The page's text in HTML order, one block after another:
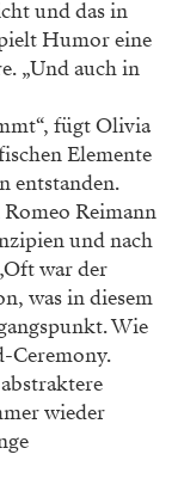
und das in
Humor eine
„Und auch in
fügt Olivia
Elemente
entstanden.
Reimann
und nach
war der
was in diesem
Wie
Ceremony.
wieder